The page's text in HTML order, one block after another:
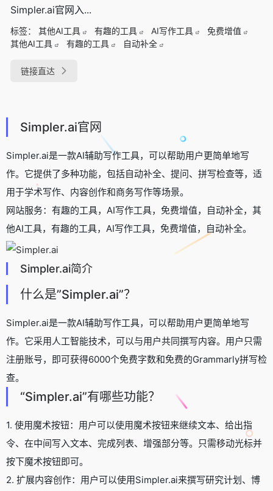
Simpler.ai官网入...
标签： 其他AI工具 有趣的工具 AI写作工具
免费增值
其他AI工具
有趣的工具 自动补全
链接直达
Simpler.ai官网
Simpler.ai是一款AI辅助写作工具，可以帮助用户更简单地写
作。它提供了多种功能，包括自动补全、提问、拼写检查等，适
用于学术写作、内容创作和商务写作等场景。
网站服务：有趣的工具，AI写作工具，免费增值，自动补全，其
他AI工具，有趣的工具，AI写作工具，免费增值，自动补全。
Simpler.ai简介
什么是”Simpler.ai”？
Simpler.ai是一款AI辅助写作工具，可以帮助用户更简单地写
作。它采用人工智能技术，可以与用户共同撰写内容。用户只需
注册账号，即可获得6000个免费字数和免费的Grammarly拼写检
查。
“Simpler.ai”有哪些功能？
1. 使用魔术按钮：用户可以使用魔术按钮来继续文本、给出指
令、在中间写入文本、完成列表、增强部分等。只需移动光标并
按下魔术按钮即可。
2. 扩展内容创作：用户可以使用Simpler.ai来撰写研究计划、博